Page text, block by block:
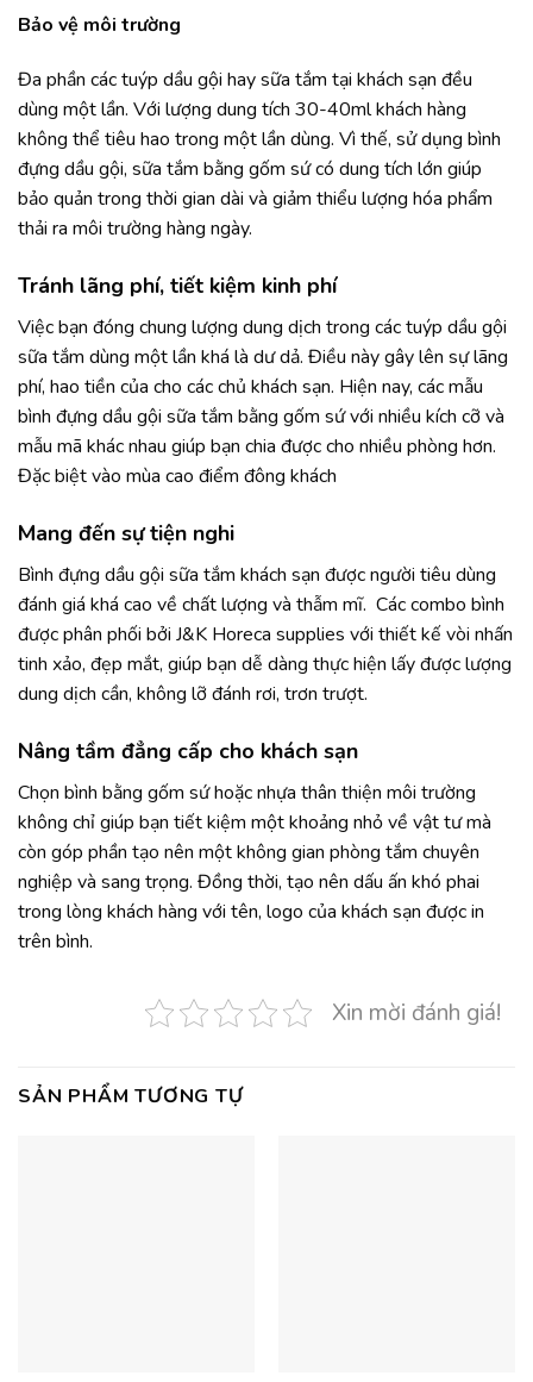
Bảo vệ môi trường
Đa phần các tuýp dầu gội hay sữa tắm tại khách sạn đều
dùng một lần. Với lượng dung tích 30-40ml khách hàng
không thể tiêu hao trong một lần dùng. Vì thế, sử dụng bình
đựng dầu gội, sữa tắm bằng gốm sứ có dung tích lớn giúp
bảo quản trong thời gian dài và giảm thiểu lượng hóa phẩm
thải ra môi trường hàng ngày.
Tránh lãng phí, tiết kiệm kinh phí
Việc bạn đóng chung lượng dung dịch trong các tuýp dầu gội
sữa tắm dùng một lần khá là dư dả. Điều này gây lên sự lãng
phí, hao tiền của cho các chủ khách sạn. Hiện nay, các mẫu
bình đựng dầu gội sữa tắm bằng gốm sứ với nhiều kích cỡ và
mẫu mã khác nhau giúp bạn chia được cho nhiều phòng hơn.
Đặc biệt vào mùa cao điểm đông khách
Mang đến sự tiện nghi
Bình đựng dầu gội sữa tắm khách sạn được người tiêu dùng
đánh giá khá cao về chất lượng và thẫm mĩ. Các combo bình
được phân phối bởi J&K Horeca supplies với thiết kế vòi nhấn
tinh xảo, đẹp mắt, giúp bạn dễ dàng thực hiện lấy được lượng
dung dịch cần, không lỡ đánh rơi, trơn trượt.
Nâng tầm đẳng cấp cho khách sạn
Chọn bình bằng gốm sứ hoặc nhựa thân thiện môi trường
không chỉ giúp bạn tiết kiệm một khoảng nhỏ về vật tư mà
còn góp phần tạo nên một không gian phòng tắm chuyên
nghiệp và sang trọng. Đồng thời, tạo nên dấu ấn khó phai
trong lòng khách hàng với tên, logo của khách sạn được in
trên bình.
Xin mời đánh giá!
SẢN PHẨM TƯƠNG TỰ